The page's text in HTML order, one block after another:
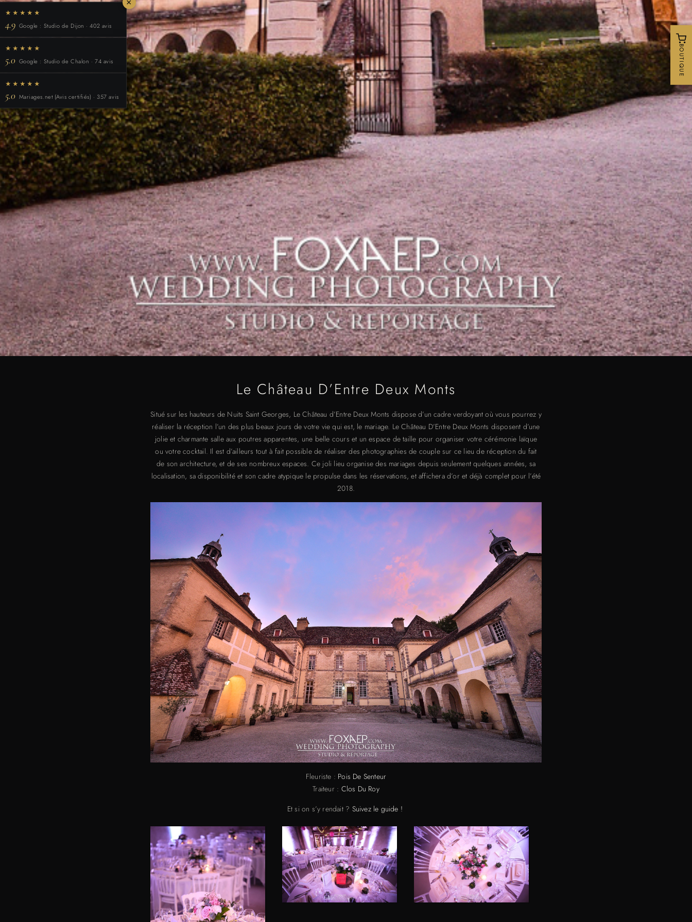
Le Château D’Entre Deux Monts
Situé sur les hauteurs de Nuits Saint Georges, Le Château d’Entre Deux Monts dispose d’un cadre verdoyant où vous pourrez y
réaliser la réception l’un des plus beaux jours de votre vie qui est, le mariage. Le Château D’Entre Deux Monts disposent d’une
jolie et charmante salle aux poutres apparentes, une belle cours et un espace de taille pour organiser votre cérémonie laïque
ou votre cocktail. Il est d’ailleurs tout à fait possible de réaliser des photographies de couple sur ce lieu de réception du fait
de son architecture, et de ses nombreux espaces. Ce joli lieu organise des mariages depuis seulement quelques années, sa
localisation, sa disponibilité et son cadre atypique le propulse dans les réservations, et affichera d’or et déjà complet pour l’été
2018.
Fleuriste : Pois De Senteur
Traiteur : Clos Du Roy
Et si on s’y rendait ? Suivez le guide !
×
★★★★★
4.9 Google : Studio de Dijon · 402 avis
★★★★★
5.0 Google : Studio de Chalon · 74 avis
★★★★★
5.0 Mariages.net (Avis certifiés) · 357 avis
BOUTIQUE